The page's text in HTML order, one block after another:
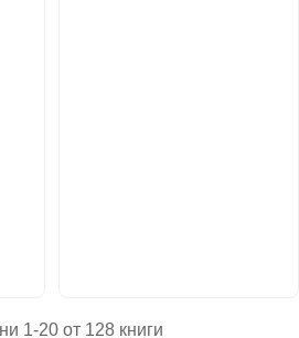
1-20 от 128 книги